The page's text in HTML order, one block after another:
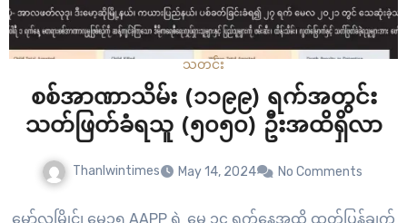
သတင်း
စစ်အာဏာသိမ်း (၁၁၉၉) ရက်အတွင်း
သတ်ဖြတ်ခံရသူ (၅၀၅၀) ဦးအထိရှိလာ
Thanlwintimes May 14, 2024 No Comments
မော်လမြိုင်၊ မေ၁၅ AAPP ရဲ့ မေ ၁၄ ရက်နေ့အထိ ထုတ်ပြန်ချက်